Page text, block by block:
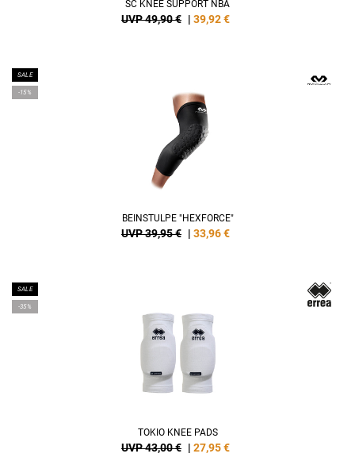
SC KNEE SUPPORT NBA
UVP 49,90 € | 39,92€
SALE
-15%
BEINSTULPE "HEXFORCE"
UVP 39,95 € | 33,96€
SALE
-35%
TOKIO KNEE PADS
UVP 43,00 € | 27,95€